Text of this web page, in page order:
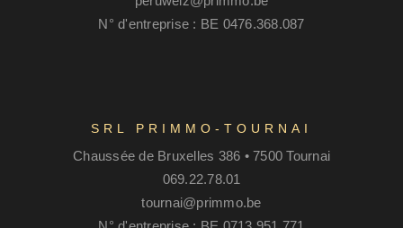
N° d'entreprise : BE 0476.368.087
SRL PRIMMO-TOURNAI
Chaussée de Bruxelles 386 • 7500 Tournai
069.22.78.01
tournai@primmo.be